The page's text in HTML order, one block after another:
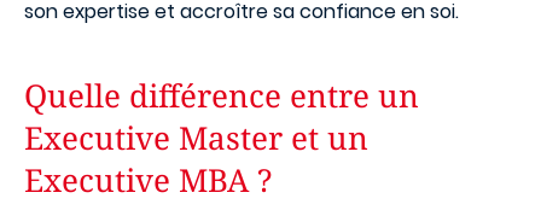
son expertise et accroître sa confiance en soi.
Quelle différence entre un
Executive Master et un
Executive MBA ?